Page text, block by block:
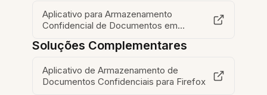
Aplicativo para Armazenamento
Confidencial de Documentos em
Soluções Complementares
Aplicativo de Armazenamento de
Documentos Confidenciais para Firefox